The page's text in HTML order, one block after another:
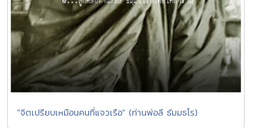
"จิตเปรียบเหมือนคนที่แจวเรือ" (ท่านพ่อลี ธัมมธโร)